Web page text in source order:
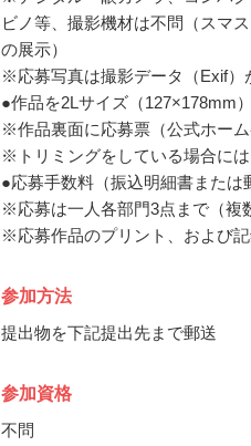
ビノ等、撮影機材は不問（スマ
の展示）
※応募写真は撮影データ（Exif）
●作品を2Lサイズ（127×178mm
※作品裏面に応募票（公式ホー
※トリミングをしている場合に
●応募手数料（振込明細書または
※応募は一人各部門3点まで（複
※応募作品のプリント、および
参加方法
提出物を下記提出先まで郵送
参加資格
不問